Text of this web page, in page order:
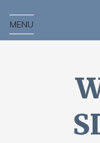
MENU